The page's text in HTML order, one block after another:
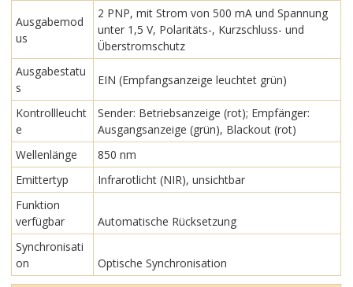
Ausgabemod
us
2 PNP, mit Strom von 500 mA und Spannung
unter 1,5 V, Polaritäts-, Kurzschluss- und
Überstromschutz
Ausgabestatu
s
EIN (Empfangsanzeige leuchtet grün)
Kontrollleucht
e
Sender: Betriebsanzeige (rot); Empfänger:
Ausgangsanzeige (grün), Blackout (rot)
Wellenlänge
850 nm
Emittertyp
Infrarotlicht (NIR), unsichtbar
Funktion
verfügbar
Automatische Rücksetzung
Synchronisati
on
Optische Synchronisation